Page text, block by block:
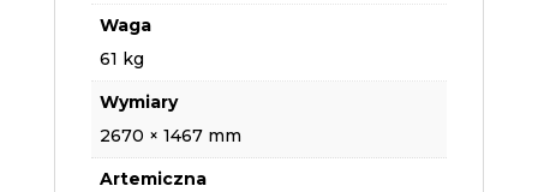
Waga
61 kg
Wymiary
2670 × 1467 mm
Artemiczna